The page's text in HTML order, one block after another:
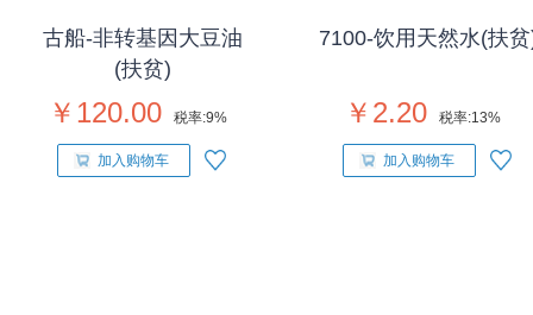
古船-非转基因大豆油
(扶贫)
￥120.00 税率:9%
加入购物车
7100-饮用天然水(扶
￥2.20 税率:13%
加入购物车